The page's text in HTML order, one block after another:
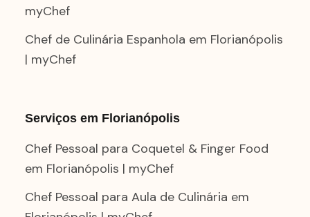
myChef
Chef de Culinária Espanhola em Florianópolis
| myChef
Serviços em Florianópolis
Chef Pessoal para Coquetel & Finger Food
em Florianópolis | myChef
Chef Pessoal para Aula de Culinária em